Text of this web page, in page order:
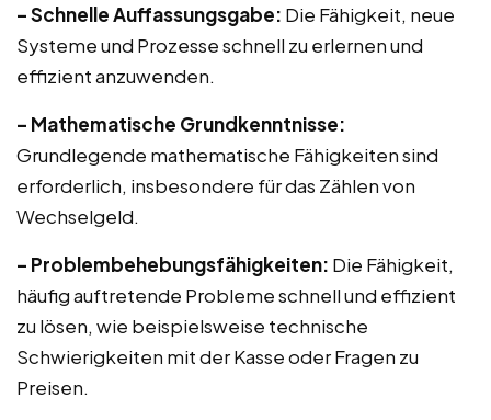
– Schnelle Auffassungsgabe: Die Fähigkeit, neue
Systeme und Prozesse schnell zu erlernen und
effizient anzuwenden.
– Mathematische Grundkenntnisse:
Grundlegende mathematische Fähigkeiten sind
erforderlich, insbesondere für das Zählen von
Wechselgeld.
– Problembehebungsfähigkeiten: Die Fähigkeit,
häufig auftretende Probleme schnell und effizient
zu lösen, wie beispielsweise technische
Schwierigkeiten mit der Kasse oder Fragen zu
Preisen.